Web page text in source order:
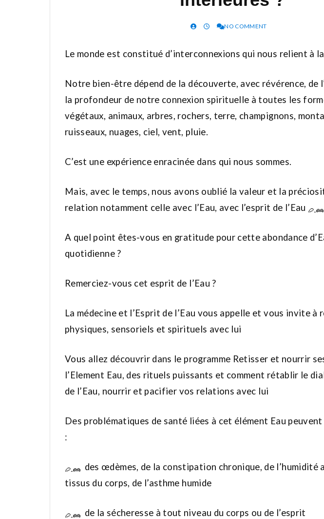
NO COMMENT
Le monde est constitué d’interconnexions qui nous relient à
Notre bien-être dépend de la découverte, avec révérence, de
la profondeur de notre connexion spirituelle à toutes les
végétaux, animaux, arbres, rochers, terre, champignons,
ruisseaux, nuages, ciel, vent, pluie.
C’est une expérience enracinée dans qui nous sommes.
Mais, avec le temps, nous avons oublié la valeur et la
relation notamment celle avec l’Eau, avec l’esprit de l’Eau
A quel point êtes-vous en gratitude pour cette abondance
quotidienne ?
Remerciez-vous cet esprit de l’Eau ?
La médecine et l’Esprit de l’Eau vous appelle et vous invite à
physiques, sensoriels et spirituels avec lui
Vous allez découvrir dans le programme Retisser et nourrir
l’Element Eau, des rituels puissants et comment rétablir le
de l’Eau, nourrir et pacifier vos relations avec lui
Des problématiques de santé liées à cet élément Eau
:
des œdèmes, de la constipation chronique, de l’humidité
tissus du corps, de l’asthme humide
de la sécheresse à tout niveau du corps ou de l’esprit